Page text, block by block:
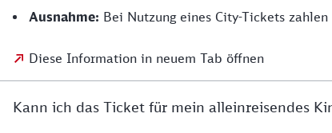
Ausnahme: Bei Nutzung eines City-Tickets
Diese Information in neuem Tab öffnen
Kann ich das Ticket für mein alleinreisendes